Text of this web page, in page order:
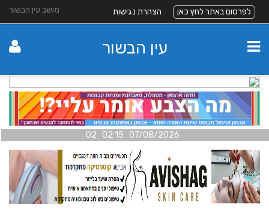
מושב עין הבשור לפרסום באתר לחץ כאן הצהרת נגישות
עין הבשור
07/08/2026 02:15 02